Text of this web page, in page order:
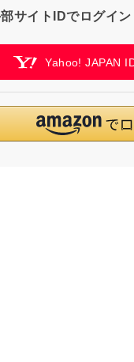
サイトIDでログイン
Yahoo! JAPAN